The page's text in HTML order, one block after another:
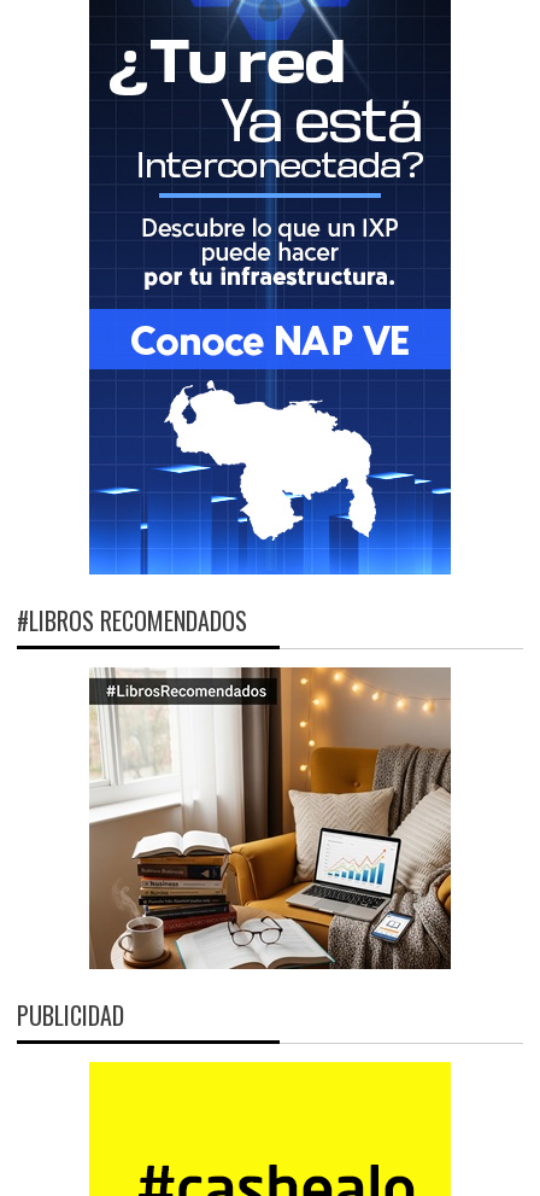
#LIBROS RECOMENDADOS
PUBLICIDAD